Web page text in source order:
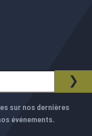
sur nos dernières
événements.